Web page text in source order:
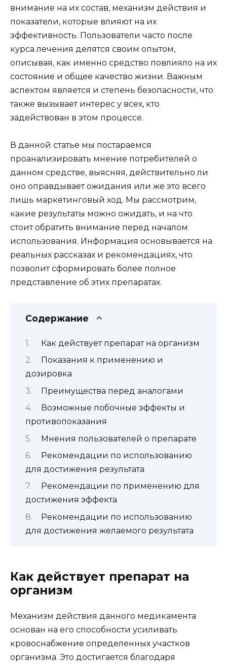
внимание на их состав, механизм действия и
показатели, которые влияют на их
эффективность. Пользователи часто после
курса лечения делятся своим опытом,
описывая, как именно средство повлияло на их
состояние и общее качество жизни. Важным
аспектом является и степень безопасности, что
также вызывает интерес у всех, кто
задействован в этом процессе.
В данной статье мы постараемся
проанализировать мнение потребителей о
данном средстве, выясняя, действительно ли
оно оправдывает ожидания или же это всего
лишь маркетинговый ход. Мы рассмотрим,
какие результаты можно ожидать, и на что
стоит обратить внимание перед началом
использования. Информация основывается на
реальных рассказах и рекомендациях, что
позволит сформировать более полное
представление об этих препаратах.
Содержание
Как действует препарат на организм
Показания к применению и
дозировка
Преимущества перед аналогами
Возможные побочные эффекты и
противопоказания
Мнения пользователей о препарате
Рекомендации по использованию
для достижения результата
Рекомендации по применению для
достижения эффекта
Рекомендации по использованию
для достижения желаемого результата
Как действует препарат на
организм
Механизм действия данного медикамента
основан на его способности усиливать
кровоснабжение определенных участков
организма. Это достигается благодаря